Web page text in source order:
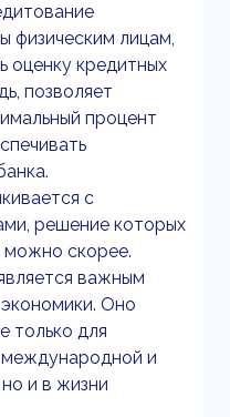
физическим лицам,
оценку кредитных
позволяет
процент
с
решение которых
можно скорее.
важным
Оно
только для
международной и
и в жизни